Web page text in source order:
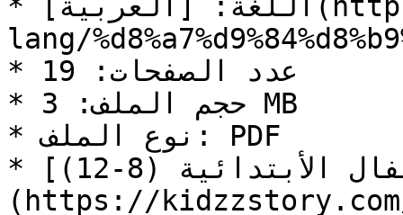
lang/
* عدد الصفحات: 19
* حجم الملف: 3 MB
* نوع الملف: PDF
* التصنيف: [قصص أطفال الأبتدائية (8-12)]
(https://